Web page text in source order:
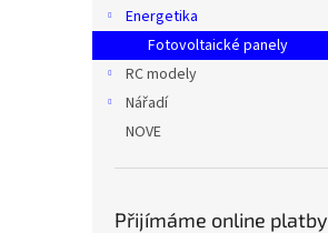
Energetika
Fotovoltaické panely
RC modely
Nářadí
NOVE
Přijímáme online platby